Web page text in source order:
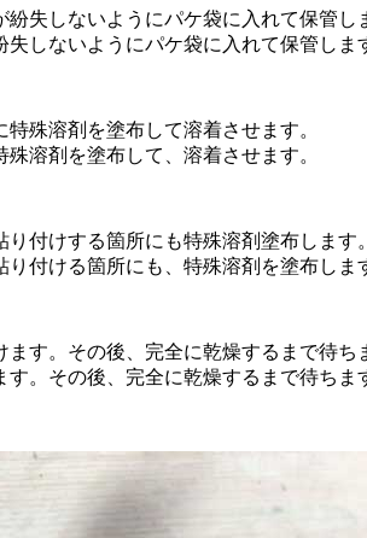
失しないようにパケ袋に入れて保管しま
殊溶剤を塗布して、溶着させます。
り付ける箇所にも、特殊溶剤を塗布しま
す。その後、完全に乾燥するまで待ちま